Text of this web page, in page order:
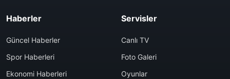
Haberler
Güncel Haberler
Spor Haberleri
Ekonomi Haberleri
Servisler
Canlı TV
Foto Galeri
Oyunlar